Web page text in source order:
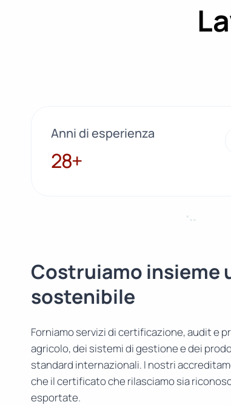
Anni di esperienza
28+
28+
Costruiamo insieme
sostenibile
Forniamo servizi di certificazione, audit e
agricolo, dei sistemi di gestione e dei
standard internazionali. I nostri
che il certificato che rilasciamo sia
esportate.